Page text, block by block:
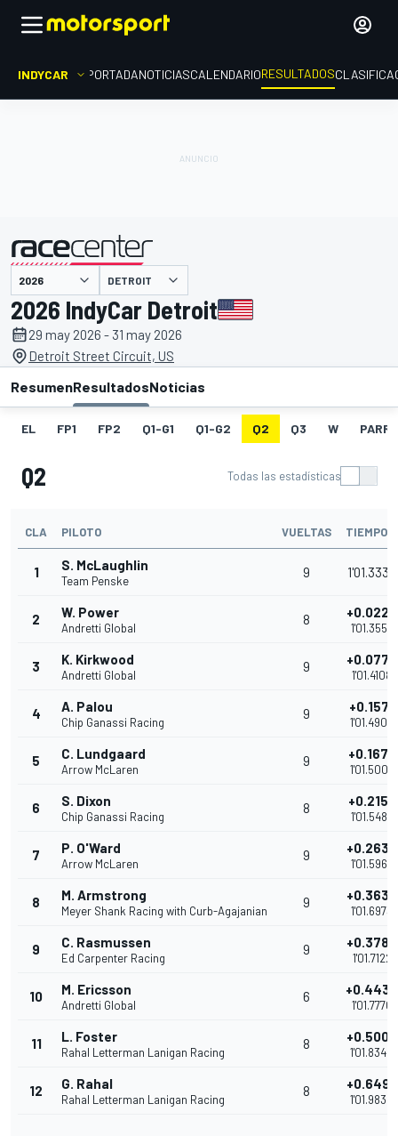
INDYCAR PORTADANOTICIASCALENDARIORESULTADOS
presentado por DETROIT
2026 IndyCar Detroit
29 may 2026 - 31 may 2026
Detroit Street Circuit, US
ResumenResultadosNoticias
EL FP1 FP2 Q1-G1 Q1-G2 Q2 Q3 W
Q2 Todas las estadísticas
CLA PILOTO VUELTAS TIEMPO
1 S. McLaughlin
Team Penske
9 1'01.3334
2 W. Power
Andretti Global
8 +0.0220
1'01.3554
3 K. Kirkwood
Andretti Global
9 +0.0774
1'01.4108
4 A. Palou
Chip Ganassi Racing
9 +0.1571
1'01.4905
5 C. Lundgaard
Arrow McLaren
9 +0.1673
1'01.5007
6 S. Dixon
Chip Ganassi Racing
8 +0.2152
1'01.5486
7 P. O'Ward
Arrow McLaren
9 +0.2632
1'01.5966
8 M. Armstrong
Meyer Shank Racing with Curb-Agajanian
9 +0.3639
1'01.6973
9 C. Rasmussen
Ed Carpenter Racing
9 +0.3788
1'01.7122
10 M. Ericsson
Andretti Global
6 +0.4436
1'01.7770
11 L. Foster
Rahal Letterman Lanigan Racing
8 +0.5006
1'01.8340
12 G. Rahal
Rahal Letterman Lanigan Racing
8 +0.6496
1'01.9830